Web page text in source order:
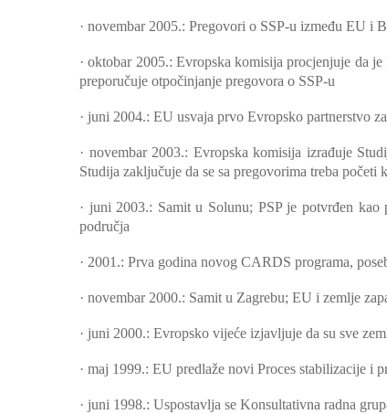
· novembar 2005.: Pregovori o SSP-u između EU i
·oktobar 2005.: Evropska komisija procjenjuje da
preporučuje otpočinjanje pregovora o SSP-u
· juni 2004.: EU usvaja prvo Evropsko partnerstvo
· novembar 2003.: Evropska komisija izrađuje
Studija zaključuje da se sa pregovorima treba
· juni 2003.: Samit u Solunu; PSP je potvrđen
područja
· 2001.: Prva godina novog CARDS programa,
· novembar 2000.: Samit u Zagrebu; EU i zemlje
· juni 2000.: Evropsko vijeće izjavljuje da su sve
· maj 1999.: EU predlaže novi Proces stabilizacije i
· juni 1998.: Uspostavlja se Konsultativna radna